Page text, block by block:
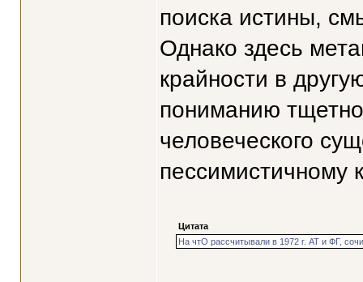
поиска истины,
Однако здесь
крайности в
пониманию
человеческого
пессимистичному
Цитата
На чтО рассчитывали в 1972 г. АТ и ФГ,